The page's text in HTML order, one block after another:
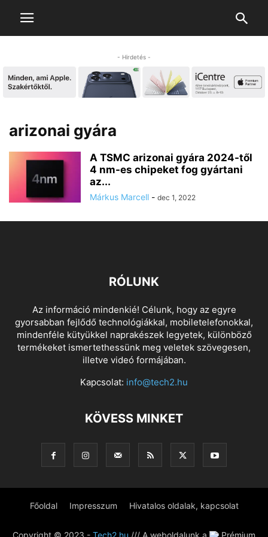
- Hirdetés -
arizonai gyára
A TSMC arizonai gyára 2024-től
4 nm-es chipeket fog gyártani
az...
Márkus Marcell - dec 1, 2022
RÓLUNK
Az információ mindenkié! Célunk, hogy az egyre
gyorsabban fejlődő technológiákkal, mobiletelefonokkal,
mindenféle kütyükkel naprakészek legyetek, különböző
termékeket ismertethessünk meg veletek szövegesen,
illetve videó formájában.
Kapcsolat: info@tech2.hu
KÖVESS MINKET
Főoldal Impresszum Hivatalos oldalak, kapcsolat